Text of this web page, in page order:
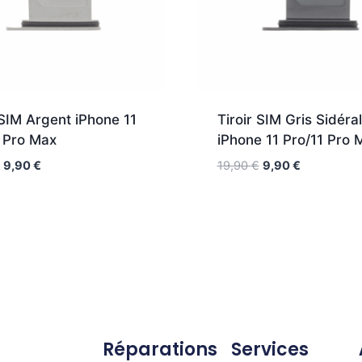
Argent iPhone 11
Pro Max
9,90€
Tiroir SIM Gris Sidéral
iPhone 11 Pro/11 Pro
19,90€ 9,90€
Réparations Services